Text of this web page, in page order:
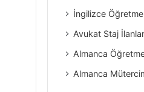
İngilizce
Avukat Staj
Almanca
Almanca